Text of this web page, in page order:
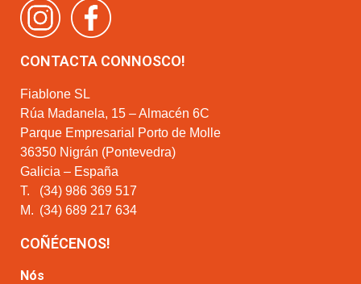
CONTACTA CONNOSCO!
Fiablone SL
Rúa Madanela, 15 – Almacén 6C
Parque Empresarial Porto de Molle
36350 Nigrán (Pontevedra)
Galicia – España
T.
(34) 986 369 517
M. (34) 689 217 634
COÑÉCENOS!
Nós